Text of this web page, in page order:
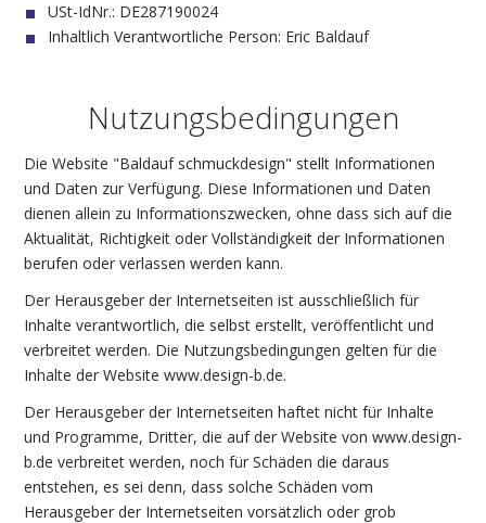
USt-IdNr.: DE287190024
Inhaltlich Verantwortliche Person: Eric Baldauf
Nutzungsbedingungen
Die Website "Baldauf schmuckdesign" stellt Informationen
und Daten zur Verfügung. Diese Informationen und Daten
dienen allein zu Informationszwecken, ohne dass sich auf die
Aktualität, Richtigkeit oder Vollständigkeit der Informationen
berufen oder verlassen werden kann.
Der Herausgeber der Internetseiten ist ausschließlich für
Inhalte verantwortlich, die selbst erstellt, veröffentlicht und
verbreitet werden. Die Nutzungsbedingungen gelten für die
Inhalte der Website www.design-b.de.
Der Herausgeber der Internetseiten haftet nicht für Inhalte
und Programme, Dritter, die auf der Website von www.design-
b.de verbreitet werden, noch für Schäden die daraus
entstehen, es sei denn, dass solche Schäden vom
Herausgeber der Internetseiten vorsätzlich oder grob